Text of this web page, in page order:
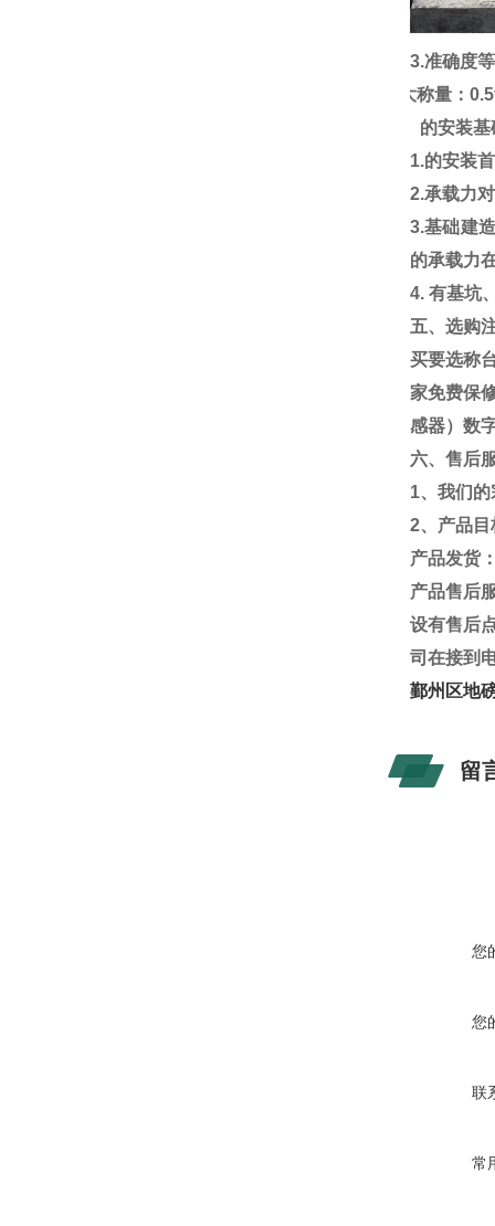
3.准确度
大称量：
四、的安装
1.的安装
2.承载力
3.基础建
的承载力
4. 有基坑
五、选购
买要选称
家免费保
感器）数
六、售后
1、我们
2、产品
产品发货
产品售后
设有售后
司在接到
鄞州区地
留
您
您
联
常